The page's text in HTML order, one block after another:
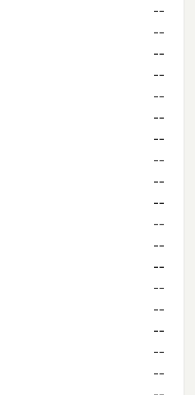
--
--
--
--
--
--
--
--
--
--
--
--
--
--
--
--
--
--